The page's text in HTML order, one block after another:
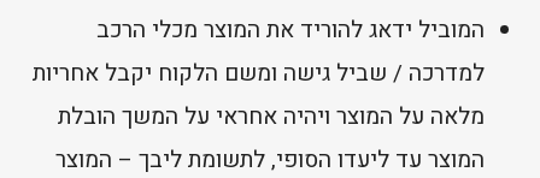
המוביל ידאג להוריד את המוצר מכלי הרכב
למדרכה / שביל גישה ומשם הלקוח יקבל אחריות
מלאה על המוצר ויהיה אחראי על המשך הובלת
המוצר עד ליעדו הסופי, לתשומת ליבך – המוצר